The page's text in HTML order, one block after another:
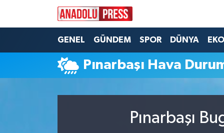
GENEL GÜNDEM SPOR DÜNYA
Pınarbaşı Hava
Pınarbaşı
Nöbetçi Eczaneler
Hava Durumu